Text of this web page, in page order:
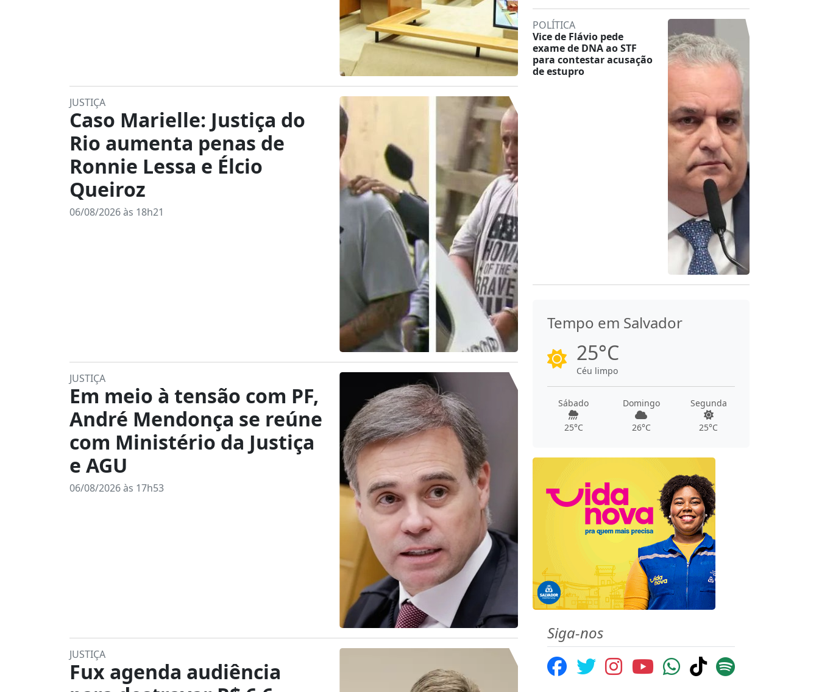
JUSTIÇA
Caso Marielle: Justiça do
Rio aumenta penas de
Ronnie Lessa e Élcio
Queiroz
06/08/2026 às 18h21
JUSTIÇA
Em meio à tensão com PF,
André Mendonça se reúne
com Ministério da Justiça
e AGU
06/08/2026 às 17h53
JUSTIÇA
Fux agenda audiência
POLÍTICA
Vice de Flávio pede
exame de DNA ao STF
para contestar acusação
de estupro
Tempo em Salvador
25°C
Céu limpo
Sábado
25°C
Domingo
26°C
Segunda
25°C
Siga-nos